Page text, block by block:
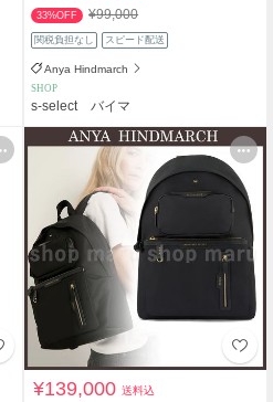
33%OFF ¥99,000
関税負担なし スピード配送
Anya Hindmarch
SHOP
s-select バイマ
¥139,000送料込